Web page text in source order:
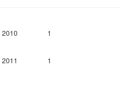
2010 1
2011 1